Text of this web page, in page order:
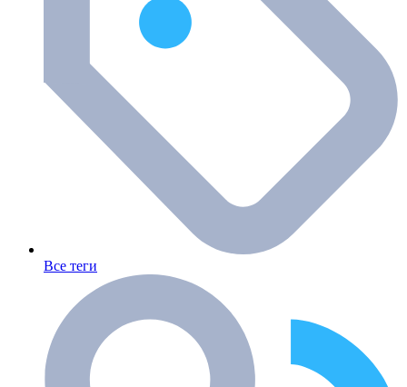
Все теги